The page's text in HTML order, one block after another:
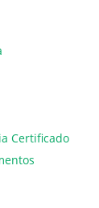
Certificado